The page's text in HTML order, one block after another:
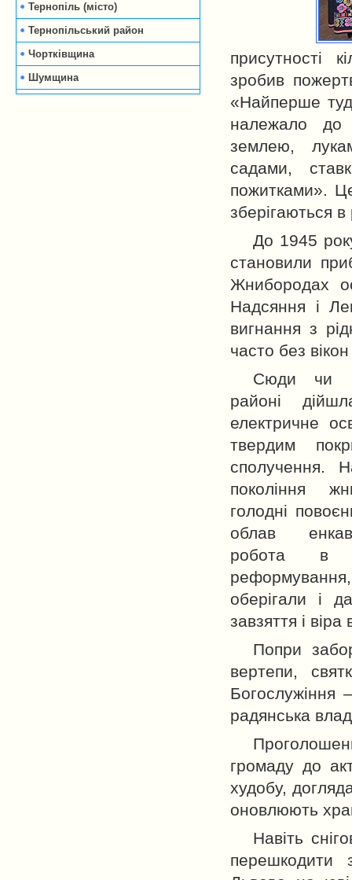
Тернопіль (місто)
Тернопільський район
Чортківщина
Шумщина
присутності
зробив
«Найперше
належало до
землею,
садами,
пожитками».
зберігаються
До 1945
становили
Жнибородах
Надсяння і
вигнання з
часто без
Сюди чи
районі
електричне
твердим
сполучення.
покоління
голодні
облав
робота в
оберігали і
завзяття і
Попри
вертепи,
Богослужіння
радянська
громаду до
худобу,
оновлюють
Навіть
перешкодити